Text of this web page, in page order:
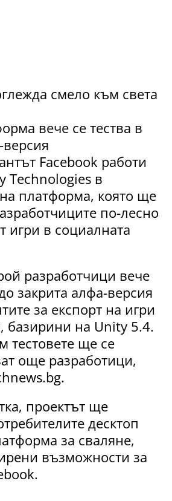
вече се тества в
Facebook работи
Technologies в
платформа, която ще
по-лесно
игри в социалната
разработчици вече
закрита алфа-версия
за експорт на игри
базирини на Unity 5.4.
тестовете ще се
още разработици,
проектът ще
десктоп
за сваляне,
възможности за